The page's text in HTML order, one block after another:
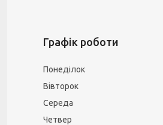
Графік роботи
Понеділок
Вівторок
Середа
Четвер